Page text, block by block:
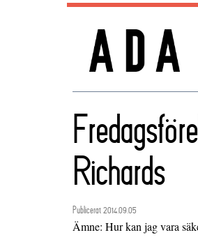
Richards
Publicerat 2014.09.05
Ämne: Hur kan jag vara